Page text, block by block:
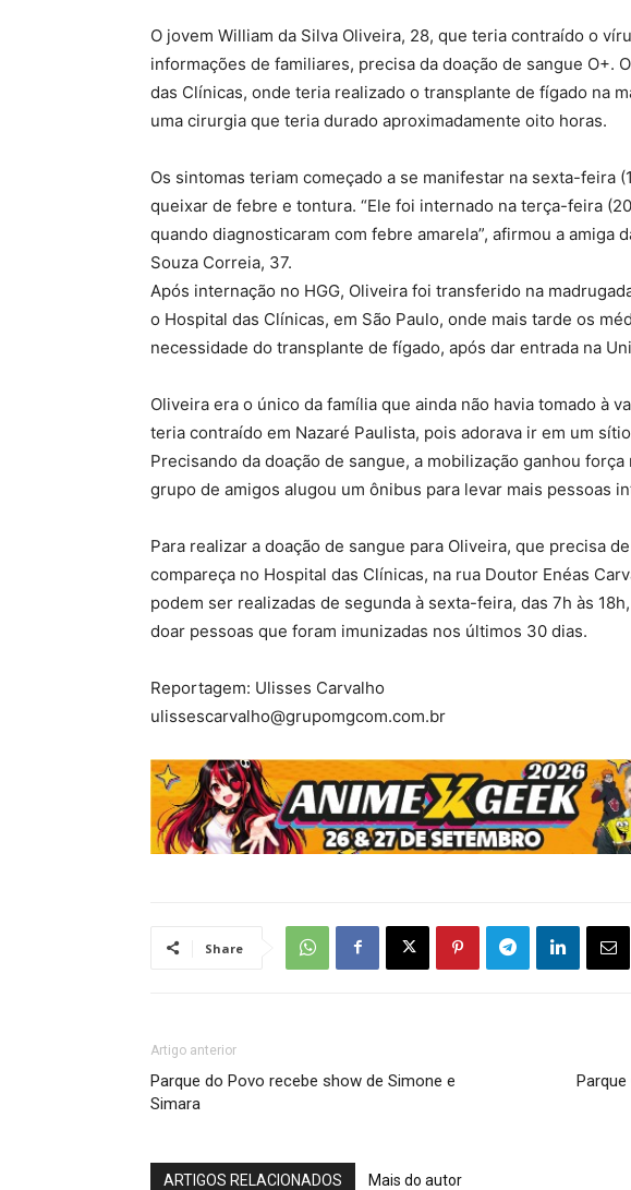
O jovem William da Silva Oliveira, 28, que teria contraído o
informações de familiares, precisa da doação de sangue O+.
das Clínicas, onde teria realizado o transplante de fígado na
uma cirurgia que teria durado aproximadamente oito horas.
Os sintomas teriam começado a se manifestar na sexta-feira
queixar de febre e tontura. “Ele foi internado na terça-feira
quando diagnosticaram com febre amarela”, afirmou a amiga
Souza Correia, 37.
Após internação no HGG, Oliveira foi transferido na
o Hospital das Clínicas, em São Paulo, onde mais tarde os
necessidade do transplante de fígado, após dar entrada na
Oliveira era o único da família que ainda não havia tomado à
teria contraído em Nazaré Paulista, pois adorava ir em um
Precisando da doação de sangue, a mobilização ganhou
grupo de amigos alugou um ônibus para levar mais pessoas
Para realizar a doação de sangue para Oliveira, que precisa
compareça no Hospital das Clínicas, na rua Doutor Enéas
podem ser realizadas de segunda à sexta-feira, das 7h às
doar pessoas que foram imunizadas nos últimos 30 dias.
Reportagem: Ulisses Carvalho
ulissescarvalho@grupomgcom.com.br
Share
Artigo anterior
Parque do Povo recebe show de Simone e
Simara
ARTIGOS RELACIONADOS Mais do autor